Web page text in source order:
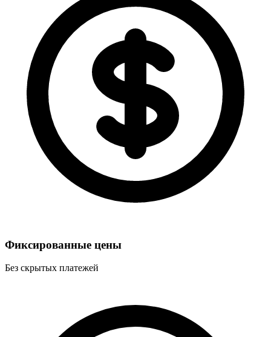
Фиксированные цены
Без скрытых платежей